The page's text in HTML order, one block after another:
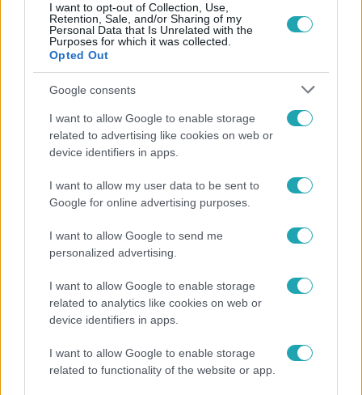
I want to opt-out of Collection, Use,
Retention, Sale, and/or Sharing of my
Personal Data that Is Unrelated with the
Purposes for which it was collected.
Opted Out
Google consents
I want to allow Google to enable storage
related to advertising like cookies on web or
device identifiers in apps.
I want to allow my user data to be sent to
Google for online advertising purposes.
I want to allow Google to send me
personalized advertising.
I want to allow Google to enable storage
related to analytics like cookies on web or
device identifiers in apps.
I want to allow Google to enable storage
related to functionality of the website or app.
Népszerű
Barbara és Zorán első randija